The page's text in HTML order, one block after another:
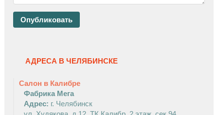
АДРЕСА В ЧЕЛЯБИНСКЕ
Салон в Калибре
Фабрика Мега
Адрес: г. Челябинск